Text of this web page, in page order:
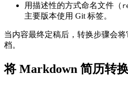
用描述性的方式命名文件（
主要版本使用 Git 标签。
当内容最终定稿后，转换步骤会
档。
将 Markdown 简历转